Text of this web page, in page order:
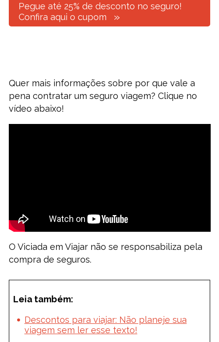
Pegue até 25% de desconto no seguro!
Confira aqui o cupom
Quer mais informações sobre por que vale a
pena contratar um seguro viagem? Clique no
vídeo abaixo!
O Viciada em Viajar não se responsabiliza pela
compra de seguros.
Leia também:
Descontos para viajar: Não planeje sua
viagem sem ler esse texto!